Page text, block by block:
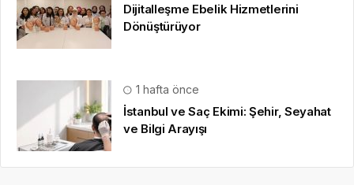
Dijitalleşme Ebelik Hizmetlerini
Dönüştürüyor
1 hafta önce
İstanbul ve Saç Ekimi: Şehir, Seyahat
ve Bilgi Arayışı